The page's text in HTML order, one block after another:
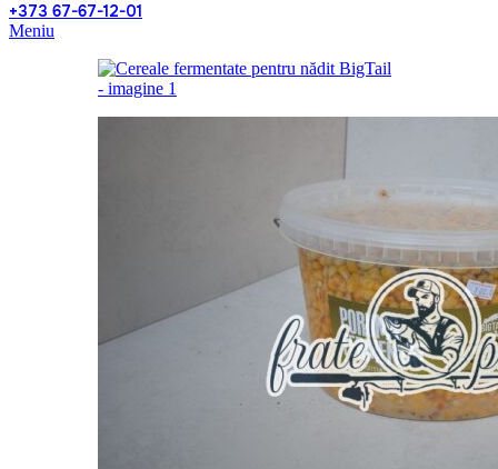
+373 67-67-12-01
Meniu